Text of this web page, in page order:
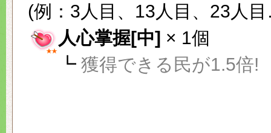
(例：3人目、13人目、23人
人心掌握[中] × 1個
┗ 獲得できる民が1.5倍!